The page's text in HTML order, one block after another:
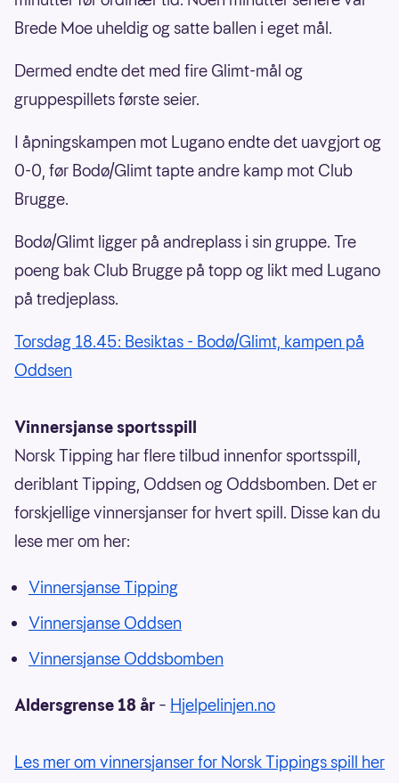
Brede Moe uheldig og satte ballen i eget mål.
Dermed endte det med fire Glimt-mål og
gruppespillets første seier.
I åpningskampen mot Lugano endte det uavgjort og
0-0, før Bodø/Glimt tapte andre kamp mot Club
Brugge.
Bodø/Glimt ligger på andreplass i sin gruppe. Tre
poeng bak Club Brugge på topp og likt med Lugano
på tredjeplass.
Torsdag 18.45: Besiktas - Bodø/Glimt, kampen på
Oddsen
Vinnersjanse sportsspill
Norsk Tipping har flere tilbud innenfor sportsspill,
deriblant Tipping, Oddsen og Oddsbomben. Det er
forskjellige vinnersjanser for hvert spill. Disse kan du
lese mer om her:
Vinnersjanse Tipping
Vinnersjanse Oddsen
Vinnersjanse Oddsbomben
Aldersgrense 18 år – Hjelpelinjen.no
Les mer om vinnersjanser for Norsk Tippings spill her